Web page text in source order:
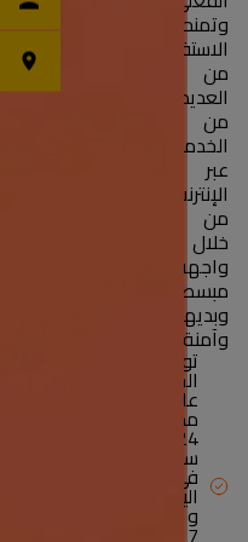
وتمنحكم
الاستفادة
من
العديد
من
الخدمات
عبر
الإنترنت
من
خلال
واجهة
مبسطة
وبديهية
وآمنة.
توفر
الخدمات
على
مدار
24
ساعة
في
اليوم
و